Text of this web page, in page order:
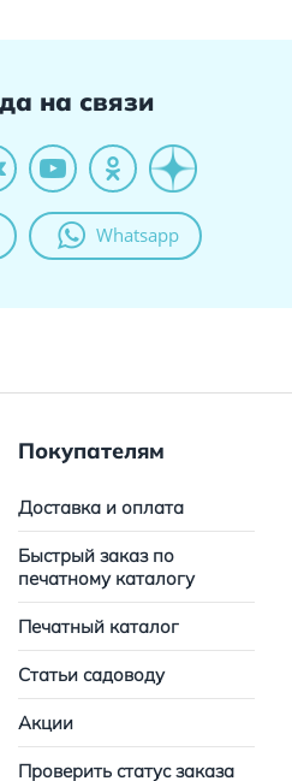
на связи
Whatsapp
Покупателям
Доставка и оплата
Быстрый заказ по
печатному каталогу
Печатный каталог
Статьи садоводу
Акции
Проверить статус заказа